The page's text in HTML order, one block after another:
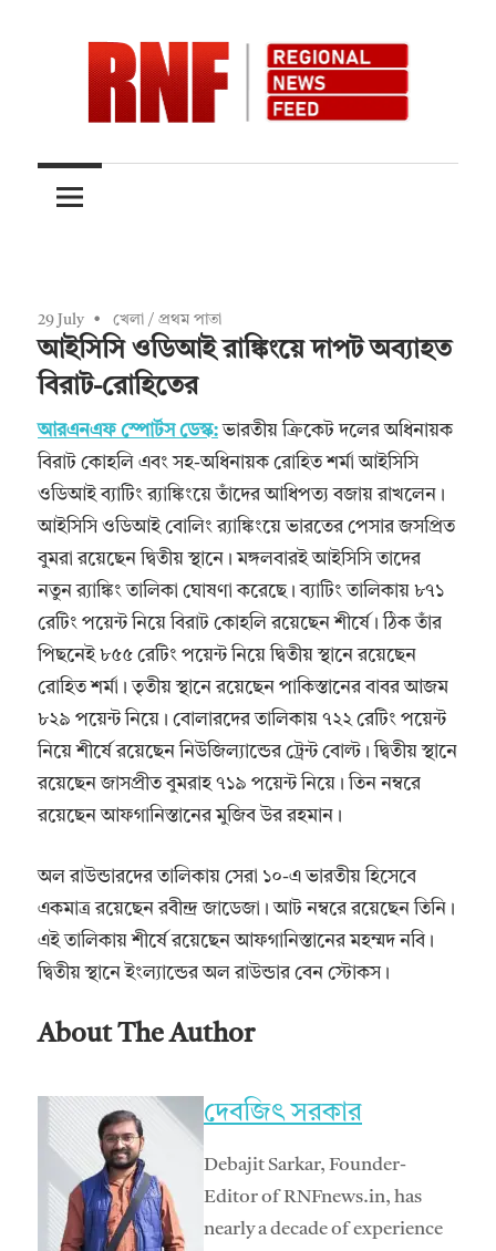
content
RNFnews.in
over
Quantity
29 July খেলা / প্রথম পাতা
আইসিসি ওডিআই রাঙ্কিংয়ে দাপট অব্যাহত
বিরাট-রোহিতের
আরএনএফ স্পোর্টস ডেস্ক:ভারতীয় ক্রিকেট দলের অধিনায়ক
বিরাট কোহলি এবং সহ-অধিনায়ক রোহিত শর্মা আইসিসি
ওডিআই ব্যাটিং র‍্যাঙ্কিংয়ে তাঁদের আধিপত্য বজায় রাখলেন।
আইসিসি ওডিআই বোলিং র‍্যাঙ্কিংয়ে ভারতের পেসার জসপ্রিত
বুমরা রয়েছেন দ্বিতীয় স্থানে। মঙ্গলবারই আইসিসি তাদের
নতুন র‍্যাঙ্কিং তালিকা ঘোষণা করেছে। ব্যাটিং তালিকায় ৮৭১
রেটিং পয়েন্ট নিয়ে বিরাট কোহলি রয়েছেন শীর্ষে। ঠিক তাঁর
পিছনেই ৮৫৫ রেটিং পয়েন্ট নিয়ে দ্বিতীয় স্থানে রয়েছেন
রোহিত শর্মা। তৃতীয় স্থানে রয়েছেন পাকিস্তানের বাবর আজম
৮২৯ পয়েন্ট নিয়ে। বোলারদের তালিকায় ৭২২ রেটিং পয়েন্ট
নিয়ে শীর্ষে রয়েছেন নিউজিল্যান্ডের ট্রেন্ট বোল্ট। দ্বিতীয় স্থানে
রয়েছেন জাসপ্রীত বুমরাহ ৭১৯ পয়েন্ট নিয়ে। তিন নম্বরে
রয়েছেন আফগানিস্তানের মুজিব উর রহমান।
অল রাউন্ডারদের তালিকায় সেরা ১০-এ ভারতীয় হিসেবে
একমাত্র রয়েছেন রবীন্দ্র জাডেজা। আট নম্বরে রয়েছেন তিনি।
এই তালিকায় শীর্ষে রয়েছেন আফগানিস্তানের মহম্মদ নবি।
দ্বিতীয় স্থানে ইংল্যান্ডের অল রাউন্ডার বেন স্টোকস।
About The Author
দেবজিৎ সরকার
Debajit Sarkar, Founder-
Editor of RNFnews.in, has
nearly a decade of experience